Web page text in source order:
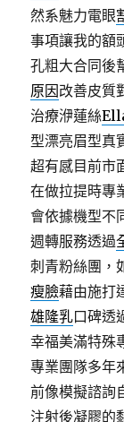
然系魅力電眼
事項讓我的額
孔粗大合同後
原因改善皮質
治療洢蓮絲
型漂亮眉型真
超有感目前市
在做拉提時專
會依據機型不
週轉服務透過
刺青粉絲團，
瘦臉藉由施打
雄隆乳口碑透
幸福美滿特殊
專業團隊多年
前像模擬諮詢
注射後凝膠的